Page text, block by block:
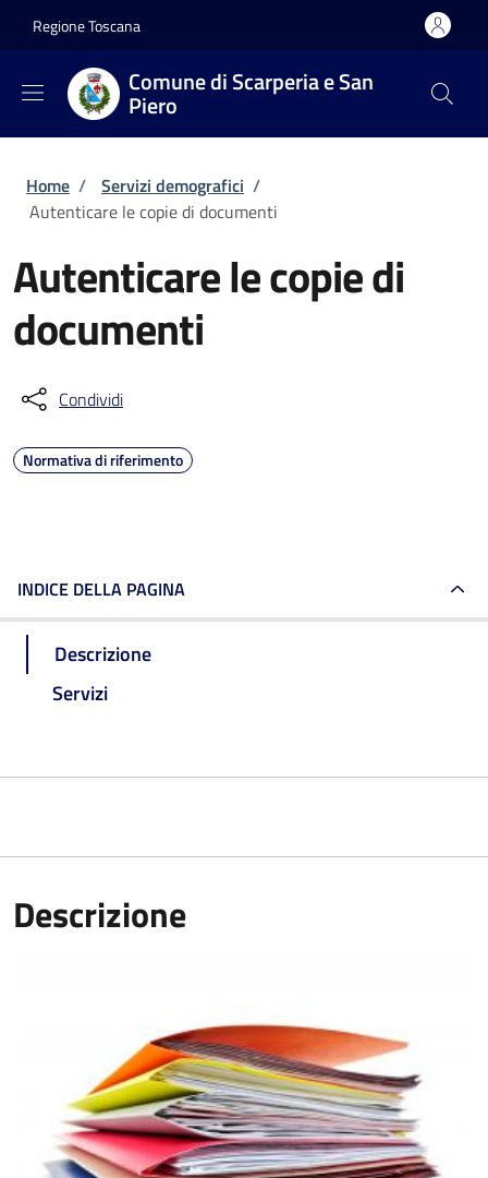
Regione Toscana
Comune di Scarperia e San
Piero
Briciole di pane
Home / Servizi demografici /
Autenticare le copie di documenti
Autenticare le copie di
documenti
Condividi
Normativa di riferimento
INDICE DELLA PAGINA
Descrizione
Servizi
Descrizione